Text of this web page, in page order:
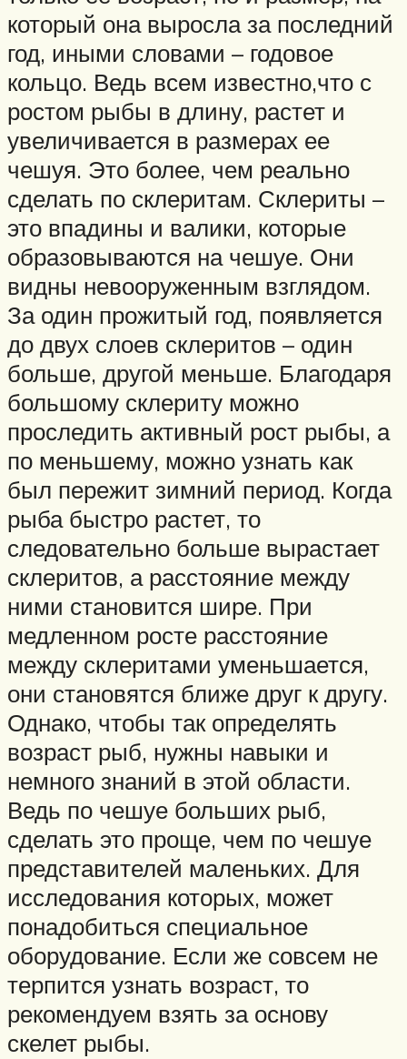
который она выросла за последний
год, иными словами – годовое
кольцо. Ведь всем известно,что с
ростом рыбы в длину, растет и
увеличивается в размерах ее
чешуя. Это более, чем реально
сделать по склеритам. Склериты –
это впадины и валики, которые
образовываются на чешуе. Они
видны невооруженным взглядом.
За один прожитый год, появляется
до двух слоев склеритов – один
больше, другой меньше. Благодаря
большому склериту можно
проследить активный рост рыбы, а
по меньшему, можно узнать как
был пережит зимний период. Когда
рыба быстро растет, то
следовательно больше вырастает
склеритов, а расстояние между
ними становится шире. При
медленном росте расстояние
между склеритами уменьшается,
они становятся ближе друг к другу.
Однако, чтобы так определять
возраст рыб, нужны навыки и
немного знаний в этой области.
Ведь по чешуе больших рыб,
сделать это проще, чем по чешуе
представителей маленьких. Для
исследования которых, может
понадобиться специальное
оборудование. Если же совсем не
терпится узнать возраст, то
рекомендуем взять за основу
скелет рыбы.